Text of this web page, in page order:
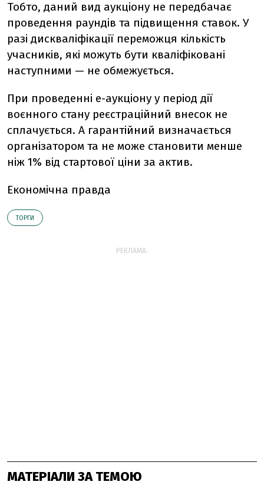
Тобто, даний вид аукціону не передбачає
проведення раундів та підвищення ставок. У
разі дискваліфікації переможця кількість
учасників, які можуть бути кваліфіковані
наступними — не обмежується.
При проведенні е-аукціону у період дії
воєнного стану реєстраційний внесок не
сплачується. А гарантійний визначається
організатором та не може становити менше
ніж 1% від стартової ціни за актив.
Економічна правда
ТОРГИ
РЕКЛАМА:
МАТЕРІАЛИ ЗА ТЕМОЮ